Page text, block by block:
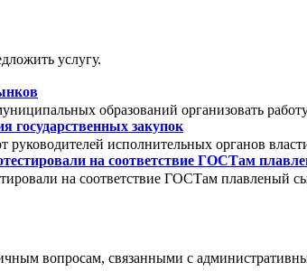
услугу.
образований организовать
государственных закупок
исполнительных органов
на соответствие ГОСТам
на соответствие ГОСТам плавленый
вопросам, связанными с